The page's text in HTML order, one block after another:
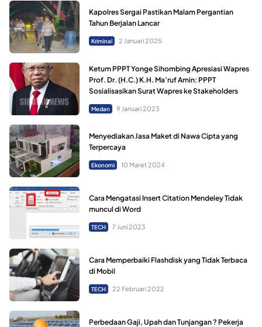
Kapolres Sergai Pastikan Malam Pergantian
Tahun Berjalan Lancar
Kriminal 2 Januari 2025
Ketum PPPT Yonge Sihombing Apresiasi Wapres
Prof. Dr. (H.C.) K.H. Ma’ruf Amin: PPPT
Sosialisasikan Surat Wapres ke Stakeholders
Medan 9 Januari 2023
Menyediakan Jasa Maket di Nawa Cipta yang
Terpercaya
Ekonomi 10 Maret 2024
Cara Mengatasi Insert Citation Mendeley Tidak
muncul di Word
TECH 7 Juni 2023
Cara Memperbaiki Flashdisk yang Tidak Terbaca
di Mobil
TECH 22 Februari 2022
Perbedaan Gaji, Upah dan Tunjangan ? Pekerja